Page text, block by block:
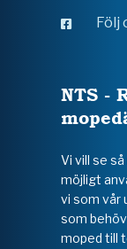
Följ
NTS -
Vi vill se
möjligt
vi som vår
som
moped till